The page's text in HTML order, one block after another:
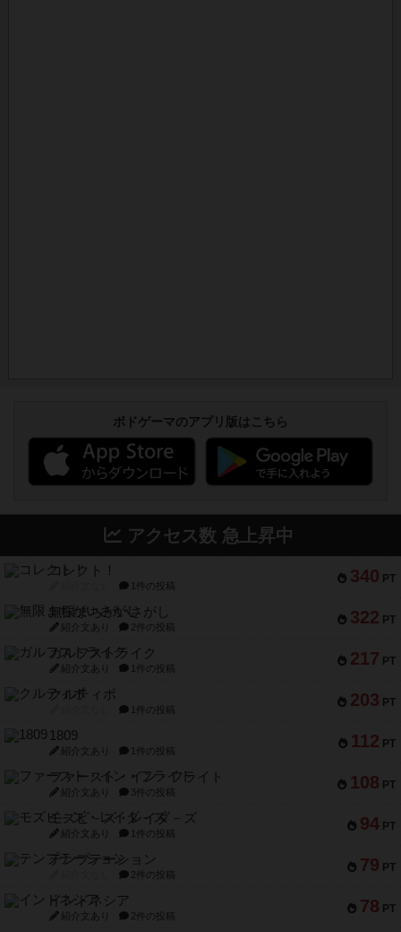
ボドゲーマのアプリ版はこちら
アクセス数 急上昇中
340 PT
コレクト！
1件の投稿
322 PT
無限まちがいさがし
紹介文あり 2件の投稿
217 PT
ガルフストライク
紹介文あり 1件の投稿
203 PT
クルティボ
1件の投稿
112 PT
1809
紹介文あり 1件の投稿
108 PT
ファースト・イン・フライト
紹介文あり 3件の投稿
94 PT
モズビ－ズ・レイダ－ズ
紹介文あり 1件の投稿
79 PT
テンプテーション
2件の投稿
78 PT
インドネシア
紹介文あり 2件の投稿